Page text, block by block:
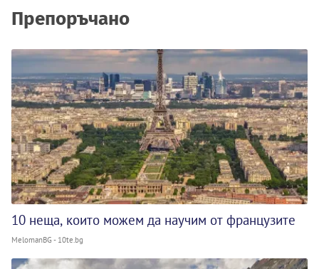
Препоръчано
10 неща, които можем да научим от французите
MelomanBG - 10te.bg